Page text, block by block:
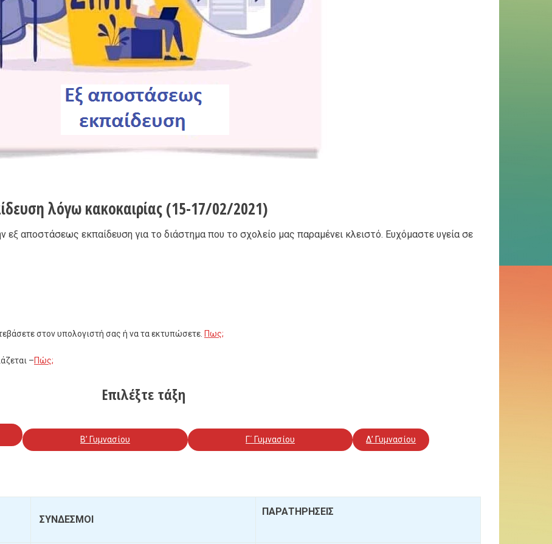
λόγω κακοκαιρίας (15-17/02/2021)
εξ αποστάσεως εκπαίδευση για το διάστημα που το σχολείο μας παραμένει κλειστό. Ευχόμαστε υγεία σε
στον υπολογιστή σας ή να τα εκτυπώσετε. Πως;
–Πώς;
Επιλέξτε τάξη
Β’ Γυμνασίου Γ΄ Γυμνασίου Δ’ Γυμνασίου
ΣΥΝΔΕΣΜΟΙ
ΠΑΡΑΤΗΡΗΣΕΙΣ